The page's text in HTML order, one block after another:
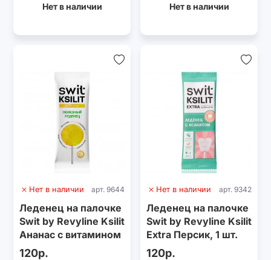
Нет в наличии Нет в наличии
Нет в наличии арт. 9644
Леденец на палочке
Swit by Revyline Ksilit
Ананас с витамином
С
120р.
Нет в наличии арт. 9342
Леденец на палочке
Swit by Revyline Ksilit
Extra Персик, 1 шт.
120р.